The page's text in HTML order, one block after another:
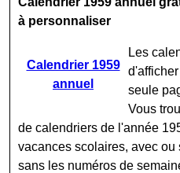
à personnaliser
Calendrier 1959
annuel
Les
seule
Vous
de calendriers de l'année
vacances scolaires, avec ou
sans les numéros de